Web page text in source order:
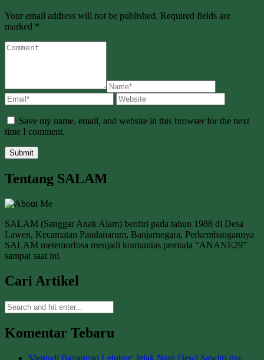
Your email address will not be published. Required fields are
marked *
Save my name, email, and website in this browser for the next
time I comment.
Tentang SALAM
SALAM (Sanggar Anak Alam) berdiri pada tahun 1988 di Desa
Lawen, Kecamatan Pandanarum, Banjarnegara, Perkembangannya
SALAM metemorfosa menjadi komunitas pemuda “ANANE29”
sampai saat ini.
Cari Artikel
Komentar Tebaru
Menjadi Bayangan Leluhur: Jejak Nani Dewi Sawitri dan